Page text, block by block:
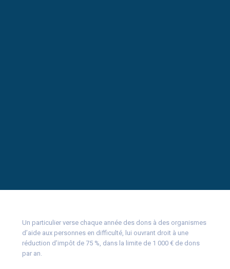
Un particulier verse chaque année des dons à des organismes
d’aide aux personnes en difficulté, lui ouvrant droit à une
réduction d’impôt de 75 %, dans la limite de 1 000 € de dons
par an.